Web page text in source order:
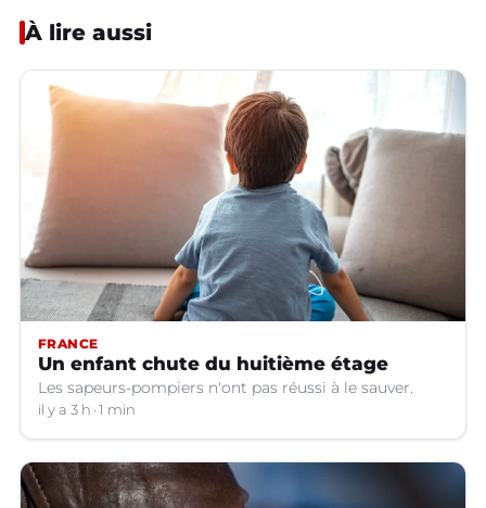
À lire aussi
FRANCE
Un enfant chute du huitième étage
Les sapeurs-pompiers n'ont pas réussi à le sauver.
il y a 3 h 1 min